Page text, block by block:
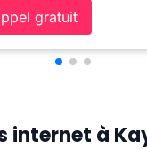
gratuit
internet à